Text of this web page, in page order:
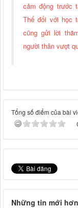
cảm động trước
Thế đối với học
cũng gửi lời
người thân vượt
Tổng số điểm của bài
Những tin mới hơn